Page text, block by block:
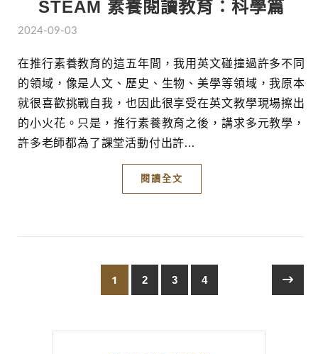
STEAM 素養閱讀教育：科學篇
2024-09-03
在推行素養教育的這五年間，我用英文碰撞過許多不同
的領域，像是人文、歷史、生物、美學等領域，我原本
就很喜歡挑戰自我，也因此很享受在英文教學現場擦出
的小火花。只是，推行素養教育之後，講求多元教學，
許多老師都為了課堂活動付出許...
閱讀全文
1 2 3 4